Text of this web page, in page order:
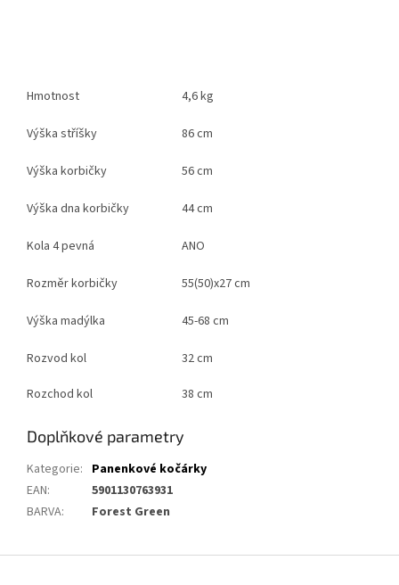
Hmotnost 4,6 kg
Výška stříšky 86 cm
Výška korbičky 56 cm
Výška dna korbičky 44 cm
Kola 4 pevná ANO
Rozměr korbičky 55(50)x27 cm
Výška madýlka 45-68 cm
Rozvod kol
32 cm
Rozchod kol
38 cm
Doplňkové parametry
Kategorie: Panenkové kočárky
EAN:
5901130763931
BARVA: Forest Green